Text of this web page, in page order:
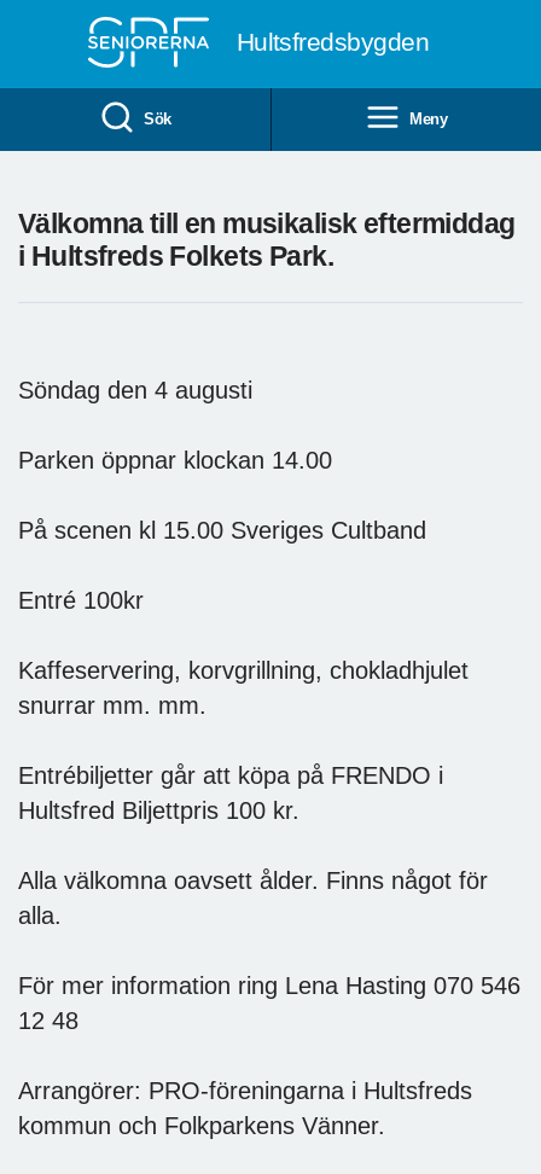
Hultsfredsbygden
Sök Meny
Välkomna till en musikalisk eftermiddag
i Hultsfreds Folkets Park.
Söndag den 4 augusti
Parken öppnar klockan 14.00
På scenen kl 15.00 Sveriges Cultband
Entré 100kr
Kaffeservering, korvgrillning, chokladhjulet
snurrar mm. mm.
Entrébiljetter går att köpa på FRENDO i
Hultsfred Biljettpris 100 kr.
Alla välkomna oavsett ålder. Finns något för
alla.
För mer information ring Lena Hasting 070 546
12 48
Arrangörer: PRO-föreningarna i Hultsfreds
kommun och Folkparkens Vänner.